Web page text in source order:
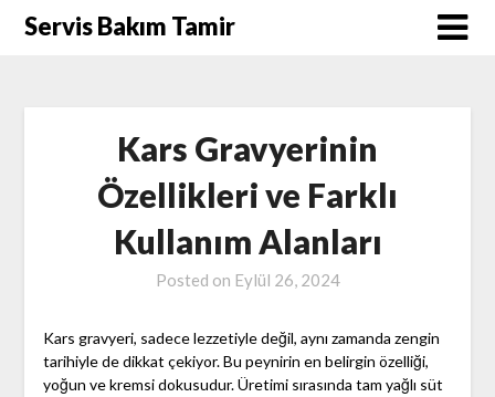
SkipServis Bakım Tamir
Kars Gravyerinin
Özellikleri ve Farklı
Kullanım Alanları
Posted on Eylül 26, 2024
Kars gravyeri, sadece lezzetiyle değil, aynı zamanda zengin
tarihiyle de dikkat çekiyor. Bu peynirin en belirgin özelliği,
yoğun ve kremsi dokusudur. Üretimi sırasında tam yağlı süt